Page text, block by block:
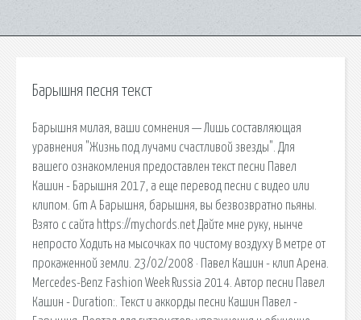
Барышня песня текст
Барышня милая, ваши сомнения — Лишь составляющая
уравнения "Жизнь под лучами счастливой звезды". Для
вашего ознакомления предоставлен текст песни Павел
Кашин - Барышня 2017, а еще перевод песни с видео или
клипом. Gm A Барышня, барышня, вы безвозвратно пьяны.
Взято с сайта https://mychords.net Дайте мне руку, нынче
непросто Ходить на мысочках по чистому воздуху В метре от
прокаженной земли. 23/02/2008 · Павел Кашин - клип Арена.
Mercedes-Benz Fashion Week Russia 2014. Автор песни Павел
Кашин - Duration:. Текст и аккорды песни Кашин Павел -